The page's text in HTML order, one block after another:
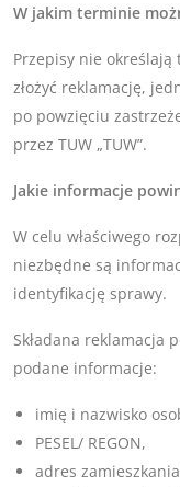
W jakim terminie
Przepisy nie
złożyć reklamację,
po powzięciu
przez TUW „TUW”.
Jakie informacje
W celu właściwego
niezbędne są
identyfikację sprawy.
Składana reklamacja
podane informacje:
imię i nazwisko
PESEL/ REGON,
adres